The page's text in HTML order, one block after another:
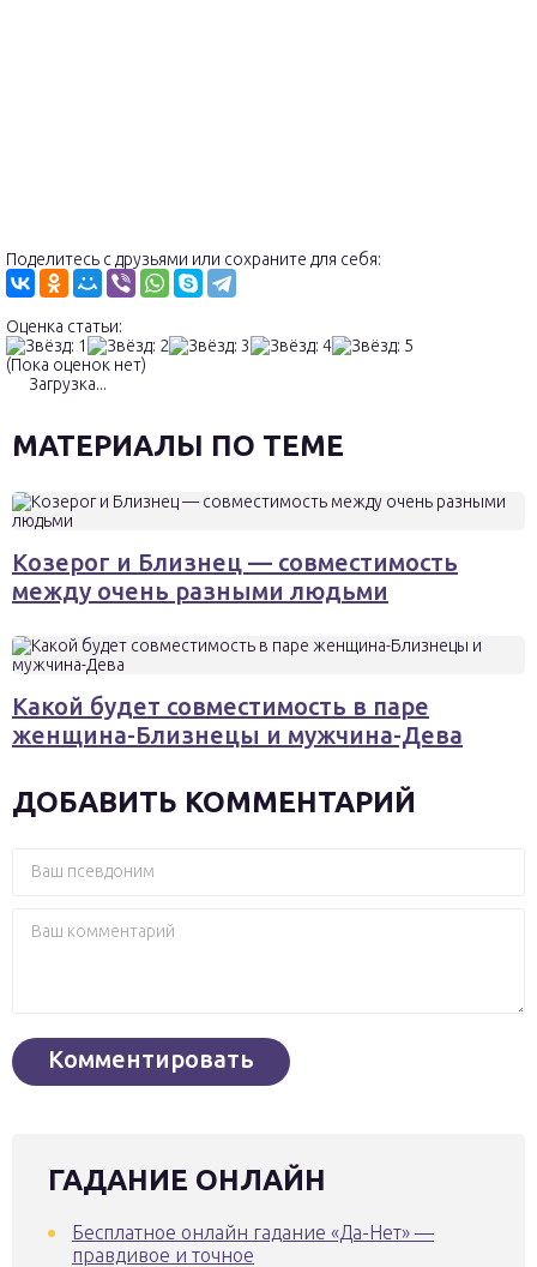
Поделитесь с друзьями или сохраните для себя:
Оценка статьи:
(Пока оценок нет)
Загрузка...
МАТЕРИАЛЫ ПО ТЕМЕ
Козерог и Близнец — совместимость
между очень разными людьми
Какой будет совместимость в паре
женщина-Близнецы и мужчина-Дева
ДОБАВИТЬ КОММЕНТАРИЙ
ГАДАНИЕ ОНЛАЙН
Бесплатное онлайн гадание «Да-Нет» —
правдивое и точное